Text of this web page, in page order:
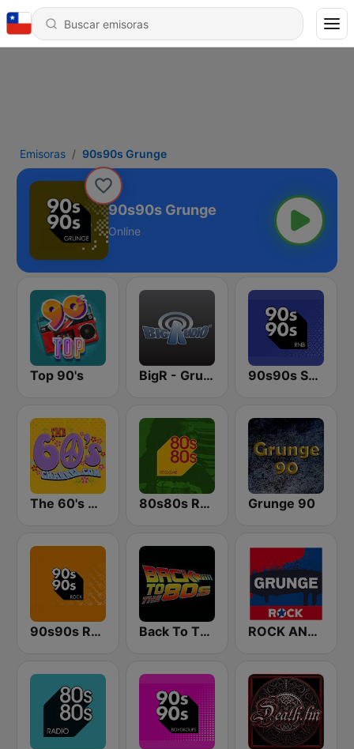
Emisoras 90s90s Grunge
90s90s Grunge
Online
Top 90's BigR - Grunge FM 90s90s Soul & R&B
The 60's Channel 80s80s Reggae Grunge 90
90s90s Rock Back To The 80's Radio ROCK ANTENNE Grunge